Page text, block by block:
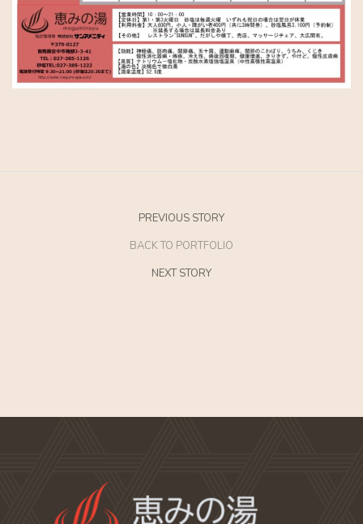
PREVIOUS STORY
BACK TO PORTFOLIO
NEXT STORY